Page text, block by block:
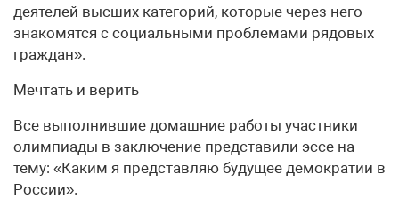
деятелей высших категорий, которые через него
знакомятся с социальными проблемами рядовых
граждан».
Мечтать и верить
Все выполнившие домашние работы участники
олимпиады в заключение представили эссе на
тему: «Каким я представляю будущее демократии в
России».